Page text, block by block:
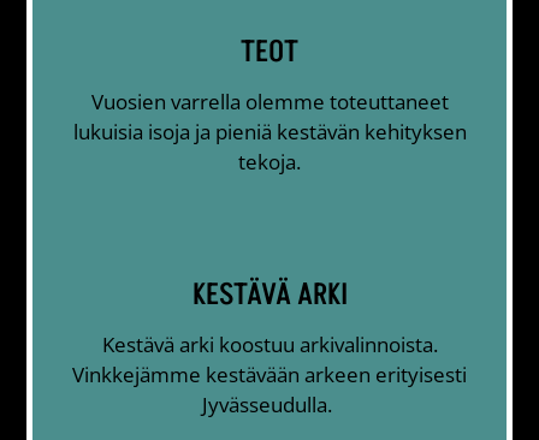
TEOT
Vuosien varrella olemme toteuttaneet
lukuisia isoja ja pieniä kestävän kehityksen
tekoja.
KESTÄVÄ ARKI
Kestävä arki koostuu arkivalinnoista.
Vinkkejämme kestävään arkeen erityisesti
Jyvässeudulla.